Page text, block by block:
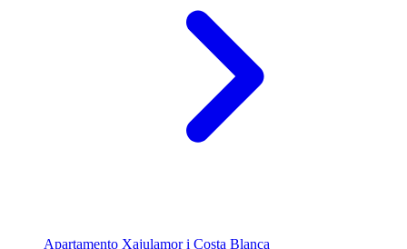
Apartamento Xajulamor į Costa Blanca